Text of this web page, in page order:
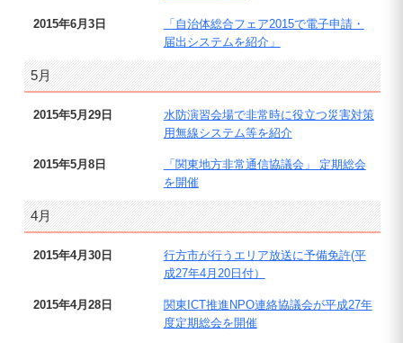
2015年6月3日
「自治体総合フェア2015で電子申請・
届出システムを紹介」
5月
2015年5月29日
水防演習会場で非常時に役立つ災害対策
用無線システム等を紹介
2015年5月8日
「関東地方非常通信協議会」 定期総会
を開催
4月
2015年4月30日
行方市が行うエリア放送に予備免許(平
成27年4月20日付）
2015年4月28日
関東ICT推進NPO連絡協議会が平成27年
度定期総会を開催